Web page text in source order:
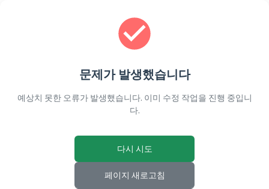
문제가 발생했습니다
예상치 못한 오류가 발생했습니다. 이미 수정 작업을 진행 중입니
다.
다시 시도
페이지 새로고침